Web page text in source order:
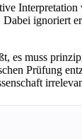
ignoriert
es muss
Prüfung